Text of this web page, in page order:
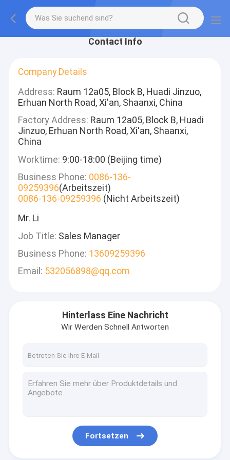
Contact Info
Company Details
Address: Raum 12a05, Block B, Huadi Jinzuo,
Erhuan North Road, Xi'an, Shaanxi, China
Factory Address: Raum 12a05, Block B, Huadi
Jinzuo, Erhuan North Road, Xi'an, Shaanxi,
China
Worktime: 9:00-18:00 (Beijing time)
Business Phone: 0086-136-
09259396(Arbeitszeit)
0086-136-09259396 (Nicht Arbeitszeit)
Mr. Li
Job Title: Sales Manager
Business Phone: 13609259396
Email: 532056898@qq.com
Hinterlass Eine Nachricht
Wir Werden Schnell Antworten
Fortsetzen